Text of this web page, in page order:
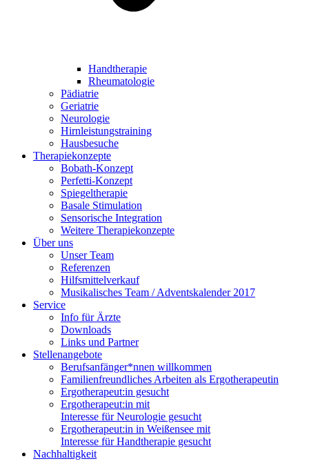
Handtherapie
Rheumatologie
Pädiatrie
Geriatrie
Neurologie
Hirnleistungstraining
Hausbesuche
Therapiekonzepte
Bobath-Konzept
Perfetti-Konzept
Spiegeltherapie
Basale Stimulation
Sensorische Integration
Weitere Therapiekonzepte
Über uns
Unser Team
Referenzen
Hilfsmittelverkauf
Musikalisches Team / Adventskalender 2017
Service
Info für Ärzte
Downloads
Links und Partner
Stellenangebote
Berufsanfänger*nnen willkommen
Familienfreundliches Arbeiten als Ergotherapeutin
Ergotherapeut:in gesucht
Ergotherapeut:in mit
Interesse für Neurologie gesucht
Ergotherapeut:in in Weißensee mit
Interesse für Handtherapie gesucht
Nachhaltigkeit